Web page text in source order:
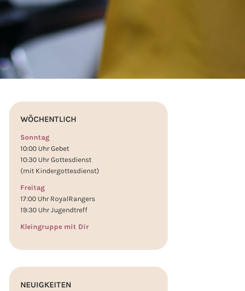
WÖCHENTLICH
Sonntag
10:00 Uhr Gebet
10:30 Uhr Gottesdienst
(mit Kindergottesdienst)
Freitag
17:00 Uhr RoyalRangers
19:30 Uhr Jugendtreff
Kleingruppe mit Dir
NEUIGKEITEN